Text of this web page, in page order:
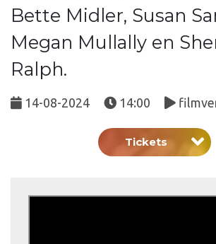
Bette Midler, Susan
Megan Mullally en
Ralph.
14-08-2024 14:00
Tickets